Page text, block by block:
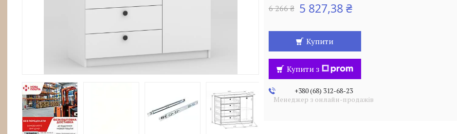
6 266 ₴ 5 827,38 ₴
Купити
Купити з
+380 (68) 312-68-23
Менеджер з онлайн-продажів